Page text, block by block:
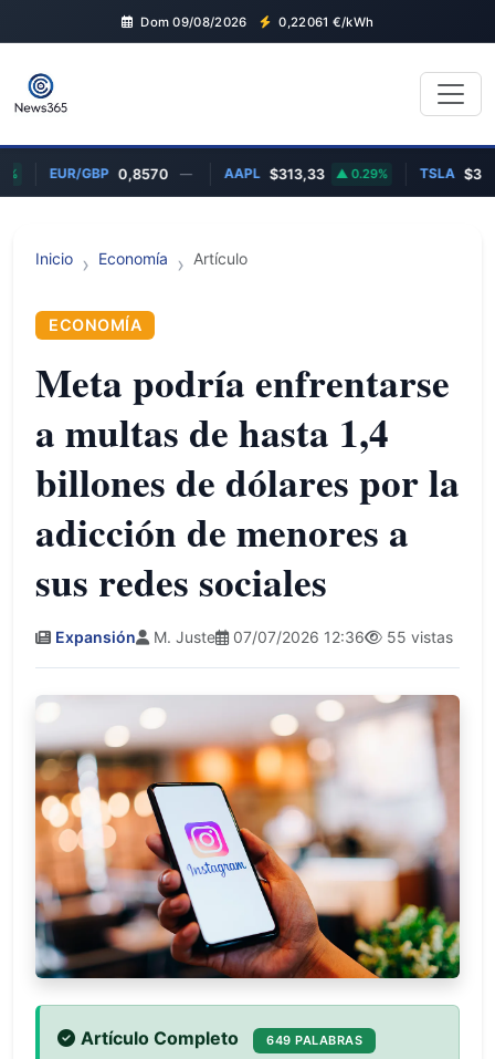
Dom 09/08/2026 0,22061 €/kWh
EUR/GBP 0,8570 — AAPL $313,33 0.29% TSLA
Inicio Economía Artículo
ECONOMÍA
Meta podría enfrentarse
a multas de hasta 1,4
billones de dólares por la
adicción de menores a
sus redes sociales
Expansión M. Juste 07/07/2026 12:36 55 vistas
Artículo Completo 649 PALABRAS